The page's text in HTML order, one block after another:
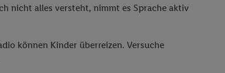
nicht alles versteht, nimmt es Sprache aktiv
können Kinder überreizen. Versuche